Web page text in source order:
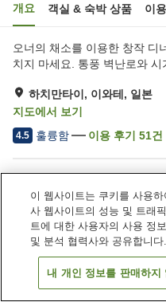
개요 객실 & 숙박 상품 이
오너의 채소를 이용한 창작 디
치지 마세요. 통풍 벽난로와
하치만타이, 이와테, 일본
지도에서 보기
4.5 훌륭함 이용 후기 51건
주차장
자동판매기
객
이 웹사이트는 쿠키를 사용
사 웹사이트의 성능 및 트래
트에 대한 사용자의 사용 정
및 분석 협력사와 공유합니다.
내 개인 정보를 판매하지